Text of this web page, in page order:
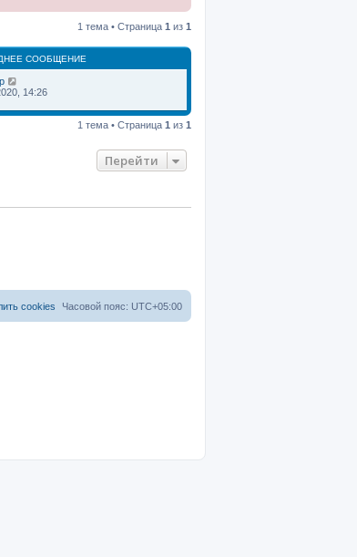
1 тема • Страница 1 из 1
СООБЩЕНИЕ
14:26
1 тема • Страница 1 из 1
Перейти
Часовой пояс: UTC+05:00
cookies